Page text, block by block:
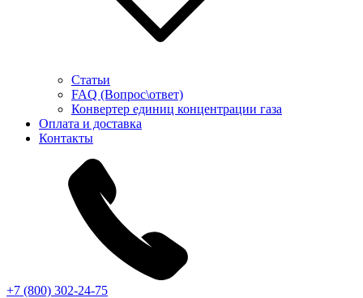
Статьи
FAQ (Вопрос\ответ)
Конвертер единиц концентрации газа
Оплата и доставка
Контакты
+7 (800) 302-24-75